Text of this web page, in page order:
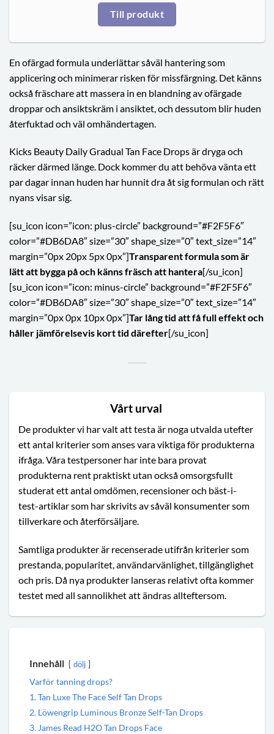
En ofärgad formula underlättar såväl hantering som
applicering och minimerar risken för missfärgning. Det känns
också fräschare att massera in en blandning av ofärgade
droppar och ansiktskräm i ansiktet, och dessutom blir huden
återfuktad och väl omhändertagen.
Kicks Beauty Daily Gradual Tan Face Drops är dryga och
räcker därmed länge. Dock kommer du att behöva vänta ett
par dagar innan huden har hunnit dra åt sig formulan och rätt
nyans visar sig.
[su_icon icon=”icon: plus-circle” background=”#F2F5F6″
color=”#DB6DA8″ size=”30″ shape_size=”0″ text_size=”14″
margin=”0px 20px 5px 0px”]Transparent formula som är
lätt att bygga på och känns fräsch att hantera[/su_icon]
[su_icon icon=”icon: minus-circle” background=”#F2F5F6″
color=”#DB6DA8″ size=”30″ shape_size=”0″ text_size=”14″
margin=”0px 0px 10px 0px”]Tar lång tid att få full effekt och
håller jämförelsevis kort tid därefter[/su_icon]
Till produkt
Vårt urval
De produkter vi har valt att testa är noga utvalda utefter
ett antal kriterier som anses vara viktiga för produkterna
ifråga. Våra testpersoner har inte bara provat
produkterna rent praktiskt utan också omsorgsfullt
studerat ett antal omdömen, recensioner och bäst-i-
test-artiklar som har skrivits av såväl konsumenter som
tillverkare och återförsäljare.
Samtliga produkter är recenserade utifrån kriterier som
prestanda, popularitet, användarvänlighet, tillgänglighet
och pris. Då nya produkter lanseras relativt ofta kommer
testet med all sannolikhet att ändras allteftersom.
Innehåll dölj
Varför tanning drops?
1. Tan Luxe The Face Self Tan Drops
2. Löwengrip Luminous Bronze Self-Tan Drops
3. James Read H2O Tan Drops Face